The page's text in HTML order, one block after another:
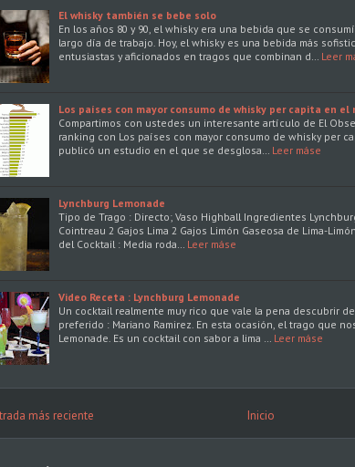
El whisky también se bebe solo
En los años 80 y 90, el whisky era una bebida que se
largo día de trabajo. Hoy, el whisky es una bebida más
entusiastas y aficionados en tragos que combinan d…
Leer
Los países con mayor consumo de whisky per capita en el
Compartimos con ustedes un interesante artículo de El
ranking con Los países con mayor consumo de whisky per
publicó un estudio en el que se desglosa…
Leer máse
Lynchburg Lemonade
Tipo de Trago : Directo; Vaso Highball Ingredientes
Cointreau 2 Gajos Lima 2 Gajos Limón Gaseosa de Lima-
del Cocktail : Media roda…
Leer máse
Video Receta : Lynchburg Lemonade
Un cocktail realmente muy rico que vale la pena descubrir
preferido : Mariano Ramirez. En esta ocasión, el trago que
Lemonade. Es un cocktail con sabor a lima …
Leer máse
más reciente Inicio